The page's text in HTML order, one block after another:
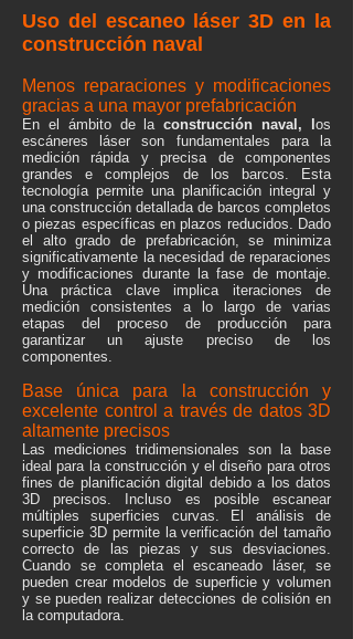
Uso del escaneo láser 3D en la
construcción naval
Menos reparaciones y modificaciones
gracias a una mayor prefabricación
En el ámbito de laconstrucción naval, los
escáneres láser son fundamentales para la
medición rápida y precisa de componentes
grandes e complejos de los barcos. Esta
tecnología permite una planificación integral y
una construcción detallada de barcos completos
o piezas específicas en plazos reducidos. Dado
el alto grado de prefabricación, se minimiza
significativamente la necesidad de reparaciones
y modificaciones durante la fase de montaje.
Una práctica clave implica iteraciones de
medición consistentes a lo largo de varias
etapas del proceso de producción para
garantizar un ajuste preciso de los
componentes.
Base única para la construcción y
excelente control a través de datos 3D
altamente precisos
Las mediciones tridimensionales son la base
ideal para la construcción y el diseño para otros
fines de planificación digital debido a los datos
3D precisos. Incluso es posible escanear
múltiples superficies curvas. El análisis de
superficie 3D permite la verificación del tamaño
correcto de las piezas y sus desviaciones.
Cuando se completa el escaneado láser, se
pueden crear modelos de superficie y volumen
y se pueden realizar detecciones de colisión en
la computadora.